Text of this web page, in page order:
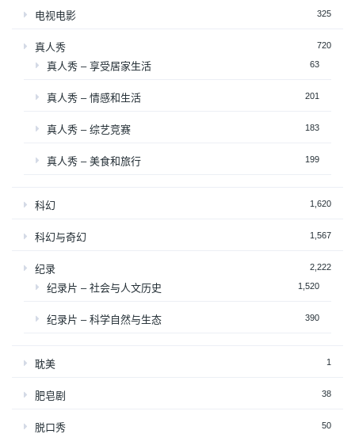
电视电影 325
真人秀 720
真人秀 – 享受居家生活 63
真人秀 – 情感和生活 201
真人秀 – 综艺竞赛 183
真人秀 – 美食和旅行 199
科幻 1,620
科幻与奇幻 1,567
纪录 2,222
纪录片 – 社会与人文历史 1,520
纪录片 – 科学自然与生态 390
耽美 1
肥皂剧 38
脱口秀 50